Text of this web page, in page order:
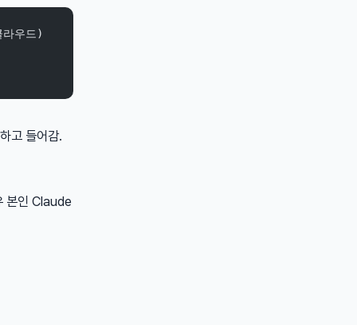
우드)
고 들어감.
본인 Claude